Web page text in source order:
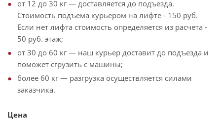
от 12 до 30 кг — доставляется до подъезда.
Стоимость подъема курьером на лифте - 150 руб.
Если нет лифта стоимость определяется из расчета -
50 руб. этаж;
от 30 до 60 кг — наш курьер доставит до подъезда и
поможет сгрузить с машины;
более 60 кг — разгрузка осуществляется силами
заказчика.
Цена